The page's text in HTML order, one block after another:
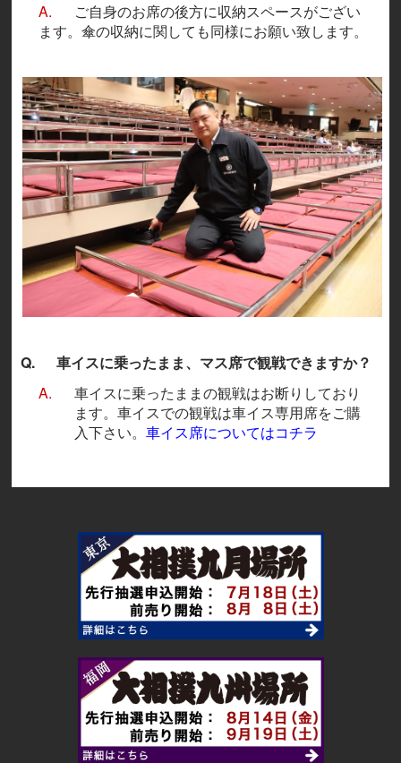
A.
ご自身のお席の後方に収納スペースがござい
ます。傘の収納に関しても同様にお願い致します。
Q.
車イスに乗ったまま、マス席で観戦できますか？
A.
車イスに乗ったままの観戦はお断りしており
ます。車イスでの観戦は車イス専用席をご購
入下さい。車イス席についてはコチラ